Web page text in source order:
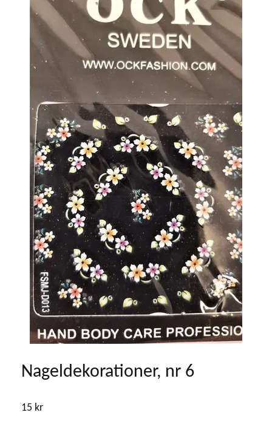
Nageldekorationer, nr 6
15 kr